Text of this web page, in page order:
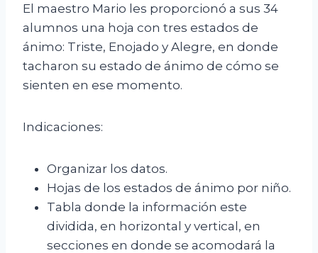
El maestro Mario les proporcionó a sus 34
alumnos una hoja con tres estados de
ánimo: Triste, Enojado y Alegre, en donde
tacharon su estado de ánimo de cómo se
sienten en ese momento.
Indicaciones:
Organizar los datos.
Hojas de los estados de ánimo por niño.
Tabla donde la información este
dividida, en horizontal y vertical, en
secciones en donde se acomodará la